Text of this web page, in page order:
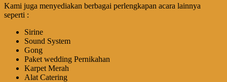
Kami juga menyediakan berbagai perlengkapan acara lainnya
seperti :
Sirine
Sound System
Gong
Paket wedding Pernikahan
Karpet Merah
Alat Catering